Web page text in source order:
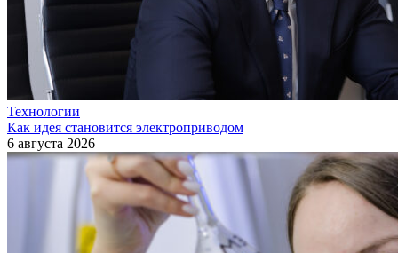
Технологии
Как идея становится электроприводом
6 августа 2026